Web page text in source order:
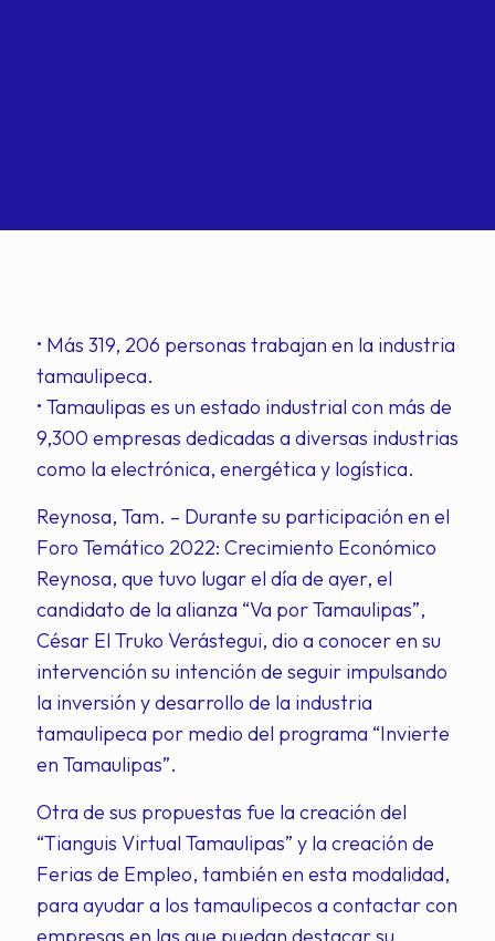
• Más 319, 206 personas trabajan en la industria
tamaulipeca.
• Tamaulipas es un estado industrial con más de
9,300 empresas dedicadas a diversas industrias
como la electrónica, energética y logística.
Reynosa, Tam. – Durante su participación en el
Foro Temático 2022: Crecimiento Económico
Reynosa, que tuvo lugar el día de ayer, el
candidato de la alianza “Va por Tamaulipas”,
César El Truko Verástegui, dio a conocer en su
intervención su intención de seguir impulsando
la inversión y desarrollo de la industria
tamaulipeca por medio del programa “Invierte
en Tamaulipas”.
Otra de sus propuestas fue la creación del
“Tianguis Virtual Tamaulipas” y la creación de
Ferias de Empleo, también en esta modalidad,
para ayudar a los tamaulipecos a contactar con